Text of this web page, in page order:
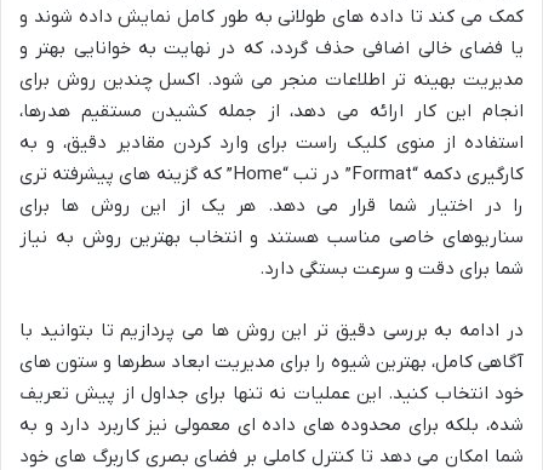
کمک می کند تا داده های طولانی به طور کامل نمایش داده شوند و
یا فضای خالی اضافی حذف گردد، که در نهایت به خوانایی بهتر و
مدیریت بهینه تر اطلاعات منجر می شود. اکسل چندین روش برای
انجام این کار ارائه می دهد، از جمله کشیدن مستقیم هدرها،
استفاده از منوی کلیک راست برای وارد کردن مقادیر دقیق، و به
کارگیری دکمه “Format” در تب “Home” که گزینه های پیشرفته تری
را در اختیار شما قرار می دهد. هر یک از این روش ها برای
سناریوهای خاصی مناسب هستند و انتخاب بهترین روش به نیاز
شما برای دقت و سرعت بستگی دارد.
در ادامه به بررسی دقیق تر این روش ها می پردازیم تا بتوانید با
آگاهی کامل، بهترین شیوه را برای مدیریت ابعاد سطرها و ستون های
خود انتخاب کنید. این عملیات نه تنها برای جداول از پیش تعریف
شده، بلکه برای محدوده های داده ای معمولی نیز کاربرد دارد و به
شما امکان می دهد تا کنترل کاملی بر فضای بصری کاربرگ های خود